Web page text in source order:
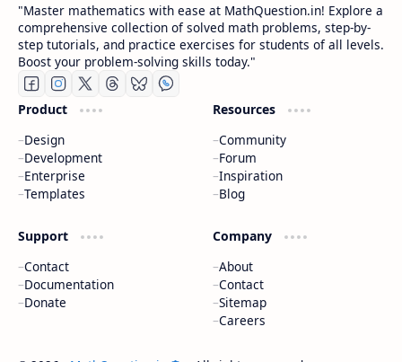
"Master mathematics with ease at MathQuestion.in! Explore a
comprehensive collection of solved math problems, step-by-
step tutorials, and practice exercises for students of all levels.
Boost your problem-solving skills today."
Product
Design
Development
Enterprise
Templates
Resources
Community
Forum
Inspiration
Blog
Support
Contact
Documentation
Donate
Company
About
Contact
Sitemap
Careers